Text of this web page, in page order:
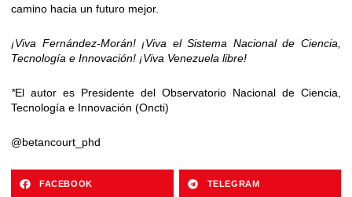
camino hacia un futuro mejor.
¡Viva Fernández-Morán! ¡Viva el Sistema Nacional de Ciencia,
Tecnología e Innovación! ¡Viva Venezuela libre!
*El autor es Presidente del Observatorio Nacional de Ciencia,
Tecnología e Innovación (Oncti)
@betancourt_phd
FACEBOOK TELEGRAM